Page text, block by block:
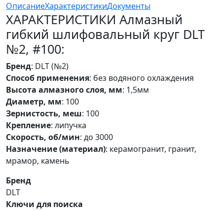
ОписаниеХарактеристикиДокументы
ХАРАКТЕРИСТИКИ Алмазный
гибкий шлифовальный круг DLT
№2, #100:
Бренд: DLT (№2)
Способ применения: без водяного охлаждения
Высота алмазного слоя, мм: 1,5мм
Диаметр, мм: 100
Зернистость, меш: 100
Крепление: липучка
Скорость, об/мин: до 3000
Назначение (материал): керамогранит, гранит,
мрамор, камень
Бренд
DLT
Ключи для поиска